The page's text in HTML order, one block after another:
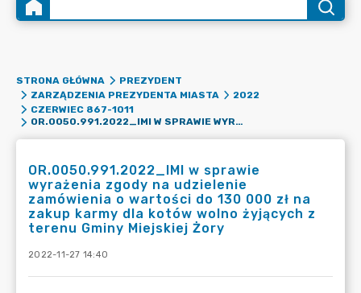
STRONA GŁÓWNA
PREZYDENT
ZARZĄDZENIA PREZYDENTA MIASTA
2022
CZERWIEC 867-1011
OR.0050.991.2022_IMI W SPRAWIE WYRAŻENIA ZGODY NA UDZIELENIE ZAMÓWIENIA O WARTOŚCI DO 130 000 ZŁ NA ZAKUP KARMY DLA KOTÓW WOLNO ŻYJĄCYCH Z TERENU GMINY MIEJSKIEJ ŻORY
OR.0050.991.2022_IMI w sprawie
wyrażenia zgody na udzielenie
zamówienia o wartości do 130 000 zł na
zakup karmy dla kotów wolno żyjących z
terenu Gminy Miejskiej Żory
2022-11-27 14:40